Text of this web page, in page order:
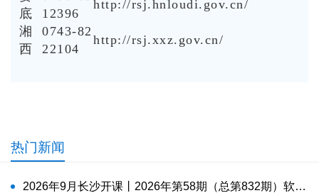
底
12396
http://rsj.hnloudi.gov.cn/
湘
西
0743-82
22104
http://rsj.xxz.gov.cn/
热门新闻
2026年9月长沙开课丨2026年第58期（总第832期）软件工程造价师培训课程招生